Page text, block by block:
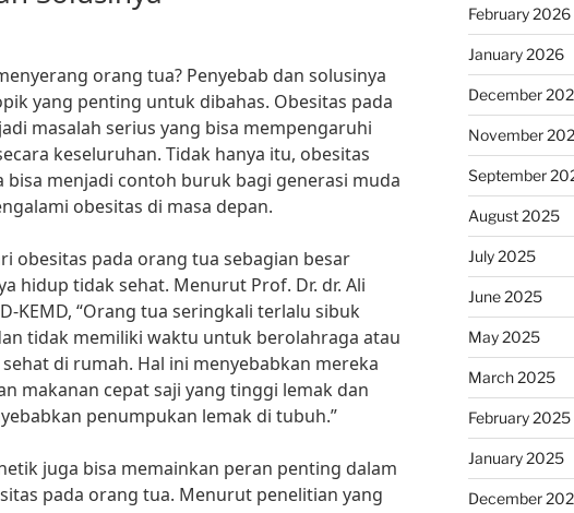
orang tua? Penyebab dan solusinya
yang penting untuk dibahas. Obesitas pada
masalah serius yang bisa mempengaruhi
keseluruhan. Tidak hanya itu, obesitas
bisa menjadi contoh buruk bagi generasi muda
obesitas di masa depan.
obesitas pada orang tua sebagian besar
hidup tidak sehat. Menurut Prof. Dr. dr. Ali
KEMD, “Orang tua seringkali terlalu sibuk
tidak memiliki waktu untuk berolahraga atau
di rumah. Hal ini menyebabkan mereka
makanan cepat saji yang tinggi lemak dan
penumpukan lemak di tubuh.”
juga bisa memainkan peran penting dalam
pada orang tua. Menurut penelitian yang
February 2026
January 2026
December
November
September
August 2025
July 2025
June 2025
May 2025
March 2025
February 2025
January 2025
December